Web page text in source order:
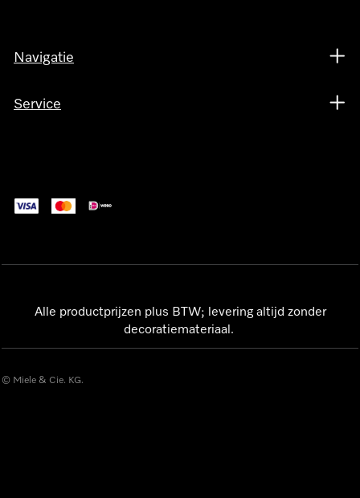
Navigatie
Service
Alle productprijzen plus BTW; levering altijd zonder
decoratiemateriaal.
© Miele & Cie. KG.